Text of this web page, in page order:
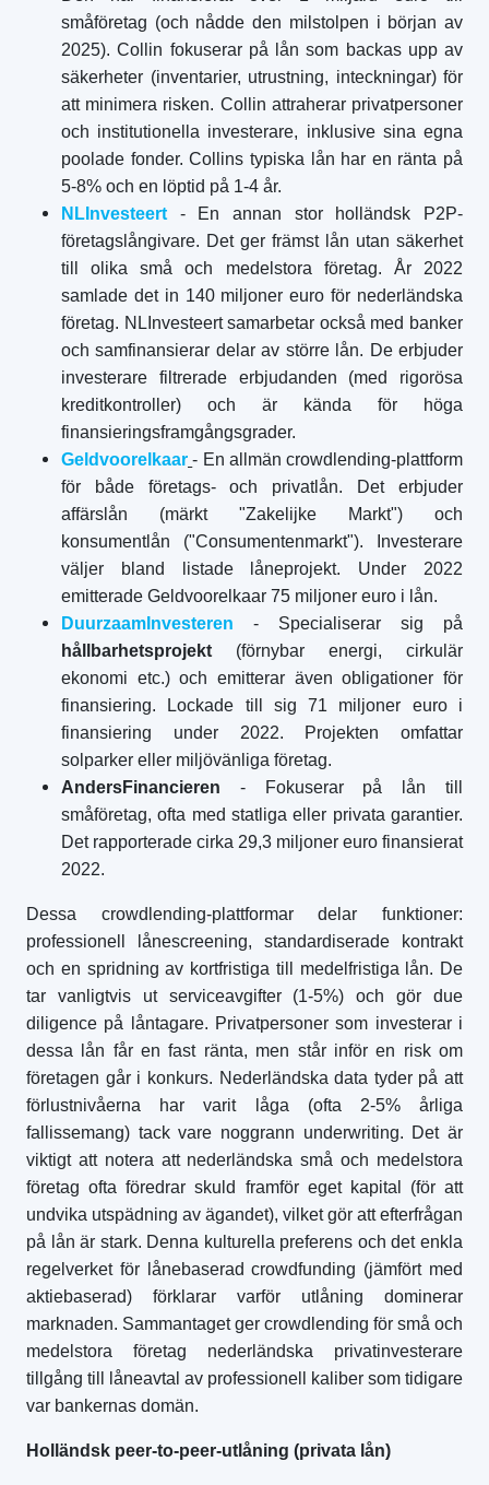
småföretag (och nådde den milstolpen i början av
2025). Collin fokuserar på lån som backas upp av
säkerheter (inventarier, utrustning, inteckningar) för
att minimera risken. Collin attraherar privatpersoner
och institutionella investerare, inklusive sina egna
poolade fonder. Collins typiska lån har en ränta på
5-8% och en löptid på 1-4 år.
NLInvesteert - En annan stor holländsk P2P-
företagslångivare. Det ger främst lån utan säkerhet
till olika små och medelstora företag. År 2022
samlade det in 140 miljoner euro för nederländska
företag. NLInvesteert samarbetar också med banker
och samfinansierar delar av större lån. De erbjuder
investerare filtrerade erbjudanden (med rigorösa
kreditkontroller) och är kända för höga
finansieringsframgångsgrader.
Geldvoorelkaar - En allmän crowdlending-plattform
för både företags- och privatlån. Det erbjuder
affärslån (märkt "Zakelijke Markt") och
konsumentlån ("Consumentenmarkt"). Investerare
väljer bland listade låneprojekt. Under 2022
emitterade Geldvoorelkaar 75 miljoner euro i lån.
DuurzaamInvesteren - Specialiserar sig på
hållbarhetsprojekt (förnybar energi, cirkulär
ekonomi etc.) och emitterar även obligationer för
finansiering. Lockade till sig 71 miljoner euro i
finansiering under 2022. Projekten omfattar
solparker eller miljövänliga företag.
AndersFinancieren - Fokuserar på lån till
småföretag, ofta med statliga eller privata garantier.
Det rapporterade cirka 29,3 miljoner euro finansierat
2022.
Dessa crowdlending-plattformar delar funktioner:
professionell lånescreening, standardiserade kontrakt
och en spridning av kortfristiga till medelfristiga lån. De
tar vanligtvis ut serviceavgifter (1-5%) och gör due
diligence på låntagare. Privatpersoner som investerar i
dessa lån får en fast ränta, men står inför en risk om
företagen går i konkurs. Nederländska data tyder på att
förlustnivåerna har varit låga (ofta 2-5% årliga
fallissemang) tack vare noggrann underwriting. Det är
viktigt att notera att nederländska små och medelstora
företag ofta föredrar skuld framför eget kapital (för att
undvika utspädning av ägandet), vilket gör att efterfrågan
på lån är stark. Denna kulturella preferens och det enkla
regelverket för lånebaserad crowdfunding (jämfört med
aktiebaserad) förklarar varför utlåning dominerar
marknaden. Sammantaget ger crowdlending för små och
medelstora företag nederländska privatinvesterare
tillgång till låneavtal av professionell kaliber som tidigare
var bankernas domän.
Holländsk peer-to-peer-utlåning (privata lån)